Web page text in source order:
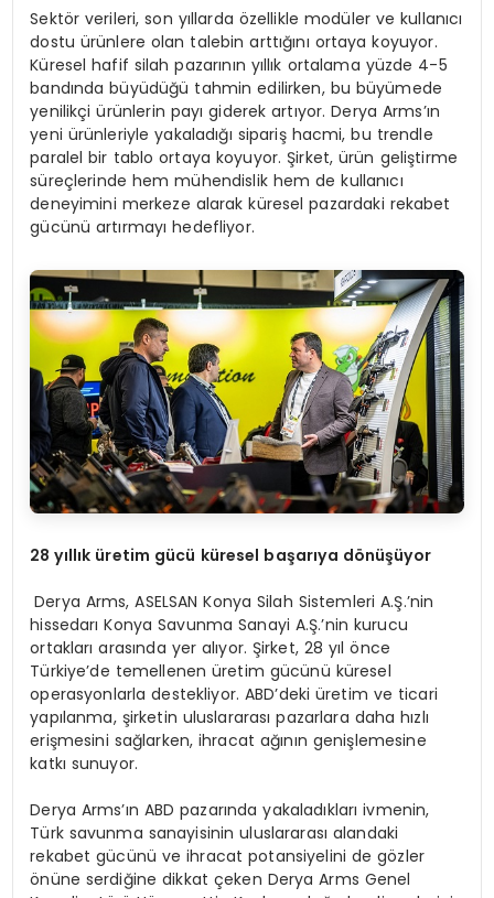
Sektör verileri, son yıllarda özellikle modüler ve kullanıcı
dostu ürünlere olan talebin arttığını ortaya koyuyor.
Küresel hafif silah pazarının yıllık ortalama yüzde 4-5
bandında büyüdüğü tahmin edilirken, bu büyümede
yenilikçi ürünlerin payı giderek artıyor. Derya Arms’ın
yeni ürünleriyle yakaladığı sipariş hacmi, bu trendle
paralel bir tablo ortaya koyuyor. Şirket, ürün geliştirme
süreçlerinde hem mühendislik hem de kullanıcı
deneyimini merkeze alarak küresel pazardaki rekabet
gücünü artırmayı hedefliyor.
28 yıllık üretim gücü küresel başarıya dönüşüyor
Derya Arms, ASELSAN Konya Silah Sistemleri A.Ş.’nin
hissedarı Konya Savunma Sanayi A.Ş.’nin kurucu
ortakları arasında yer alıyor. Şirket, 28 yıl önce
Türkiye’de temellenen üretim gücünü küresel
operasyonlarla destekliyor. ABD’deki üretim ve ticari
yapılanma, şirketin uluslararası pazarlara daha hızlı
erişmesini sağlarken, ihracat ağının genişlemesine
katkı sunuyor.
Derya Arms’ın ABD pazarında yakaladıkları ivmenin,
Türk savunma sanayisinin uluslararası alandaki
rekabet gücünü ve ihracat potansiyelini de gözler
önüne serdiğine dikkat çeken Derya Arms Genel